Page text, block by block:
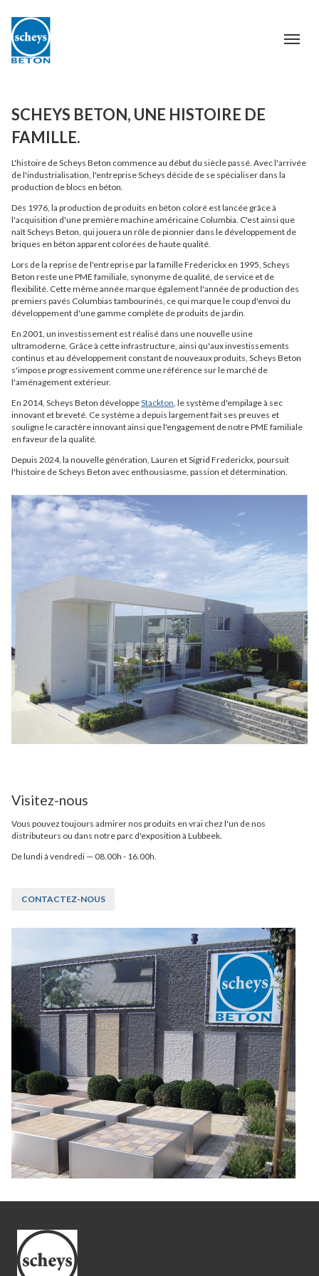
SCHEYS BETON, UNE HISTOIRE DE
FAMILLE.
L'histoire de Scheys Beton commence au début du siècle passé. Avec l'arrivée
de l'industrialisation, l'entreprise Scheys décide de se spécialiser dans la
production de blocs en béton.
Dès 1976, la production de produits en béton coloré est lancée grâce à
l'acquisition d'une première machine américaine Columbia. C'est ainsi que
naît Scheys Beton, qui jouera un rôle de pionnier dans le développement de
briques en béton apparent colorées de haute qualité.
Lors de la reprise de l'entreprise par la famille Frederickx en 1995, Scheys
Beton reste une PME familiale, synonyme de qualité, de service et de
flexibilité. Cette même année marque également l'année de production des
premiers pavés Columbias tambourinés, ce qui marque le coup d'envoi du
développement d'une gamme complète de produits de jardin.
En 2001, un investissement est réalisé dans une nouvelle usine
ultramoderne. Grâce à cette infrastructure, ainsi qu'aux investissements
continus et au développement constant de nouveaux produits, Scheys Beton
s'impose progressivement comme une référence sur le marché de
l'aménagement extérieur.
En 2014, Scheys Beton développeStackton , le système d'empilage à sec
innovant et breveté. Ce système a depuis largement fait ses preuves et
souligne le caractère innovant ainsi que l'engagement de notre PME familiale
en faveur de la qualité.
Depuis 2024, la nouvelle génération, Lauren et Sigrid Frederickx, poursuit
l'histoire de Scheys Beton avec enthousiasme, passion et détermination.
Visitez-nous
Vous pouvez toujours admirer nos produits en vrai chez l'un de nos
distributeurs ou dans notre parc d'exposition à Lubbeek.
De lundi à vendredi — 08.00h - 16.00h.
CONTACTEZ-NOUS